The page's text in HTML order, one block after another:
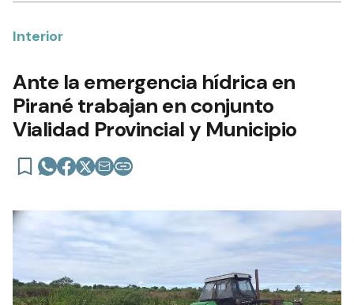
Interior
Ante la emergencia hídrica en
Pirané trabajan en conjunto
Vialidad Provincial y Municipio